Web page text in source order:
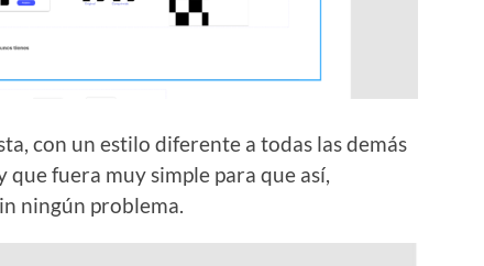
con un estilo diferente a todas las demás
fuera muy simple para que así,
ningún problema.